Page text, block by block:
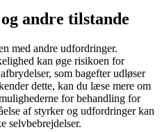
andre tilstande
med andre udfordringer.
kan øge risikoen for
som bagefter udløser
dette, kan du læse mere om
for behandling for
af styrker og udfordringer kan
selvbebrejdelser.